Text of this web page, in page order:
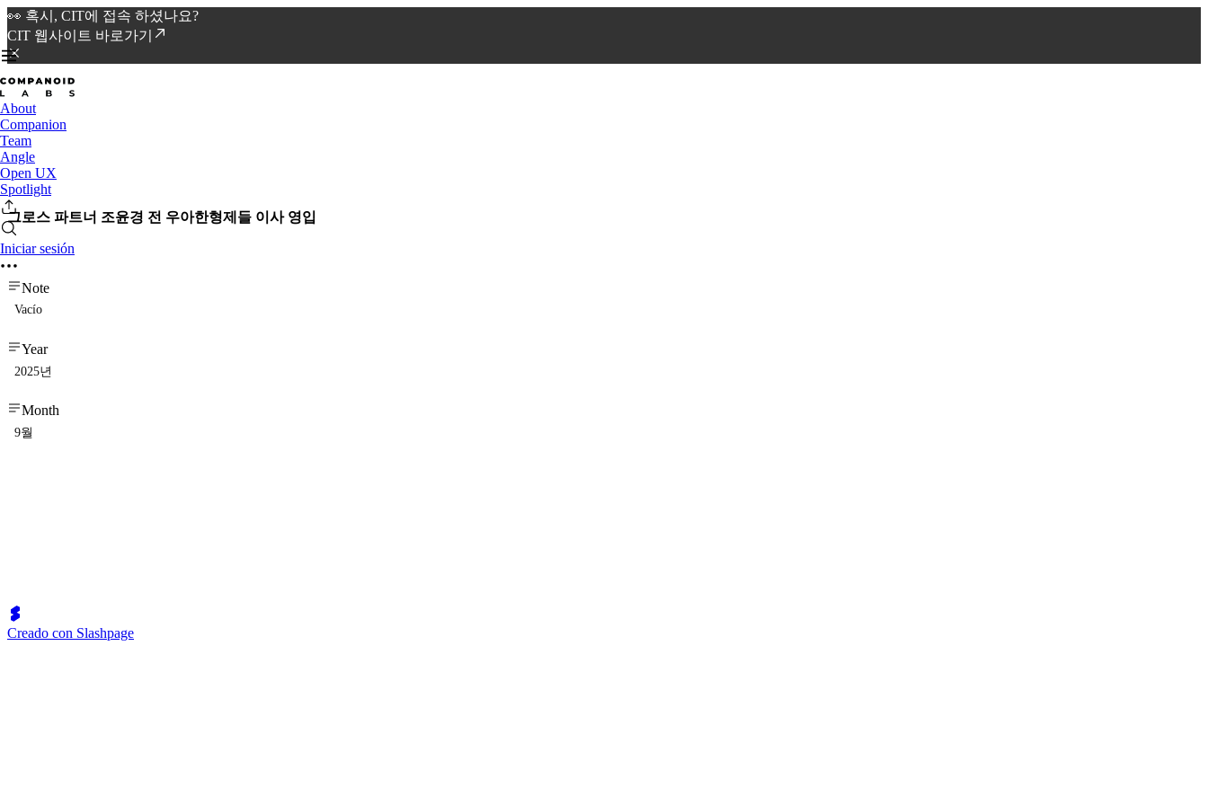
👀 혹시, CIT에 접속 하셨나요?
CIT 웹사이트 바로가기
About
Companion
Team
Angle
Open UX
Spotlight
Iniciar sesión
그로스 파트너 조윤경 전 우아한형제들 이사 영입
Note
Vacío
Year
2025년
Month
9월
Creado con Slashpage